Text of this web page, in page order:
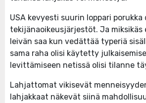
USA kevyesti suurin loppari porukka
tekijänaoikeusjärjestöt. Ja miksikäs
leivän saa kun vedättää typeriä
sama raha olisi käytetty
levittämiseen netissä olisi tilanne
Lahjattomat vikisevät
lahjakkaat näkevät siinä